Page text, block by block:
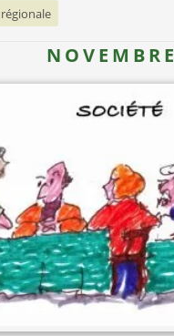
NOVEMBRE